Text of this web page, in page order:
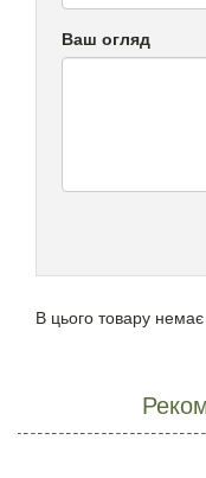
Ваш огляд
В цього товару немає